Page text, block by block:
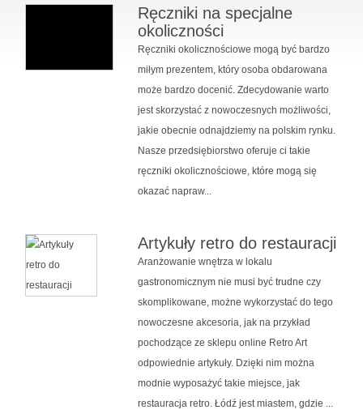
Ręczniki na specjalne
okoliczności
Ręczniki okolicznościowe mogą być bardzo
miłym prezentem, który osoba obdarowana
może bardzo docenić. Zdecydowanie warto
jest skorzystać z nowoczesnych możliwości,
jakie obecnie odnajdziemy na polskim rynku.
Nasze przedsiębiorstwo oferuje ci takie
ręczniki okolicznościowe, które mogą się
okazać napraw...
Artykuły retro do restauracji
Aranżowanie wnętrza w lokalu
gastronomicznym nie musi być trudne czy
skomplikowane, możne wykorzystać do tego
nowoczesne akcesoria, jak na przykład
pochodzące ze sklepu online Retro Art
odpowiednie artykuły. Dzięki nim można
modnie wyposażyć takie miejsce, jak
restauracja retro. Łódź jest miastem, gdzie ...